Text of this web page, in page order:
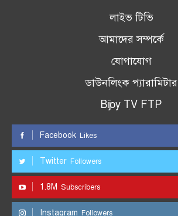
লাইভ টিভি
আমাদের সম্পর্কে
যোগাযোগ
ডাউনলিংক প্যারামিটার
Bijoy TV FTP
Facebook Likes
Twitter Followers
1.8M Subscribers
Instagram Followers